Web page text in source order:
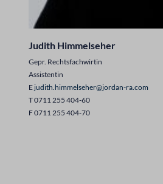
Judith Himmelseher
Gepr. Rechtsfachwirtin
Assistentin
E judith.himmelseher@jordan-ra.com
T 0711 255 404-60
F 0711 255 404-70